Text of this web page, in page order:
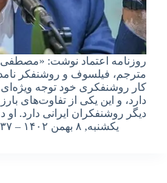
روزنامه اعتماد نوشت: «مصطفی
مترجم، فیلسوف و روشنفکر
کار روشنفکری خود توجه
دارد، و این یکی از تفاوت‌های
دیگر روشنفکران ایرانی دارد.
یکشنبه, ۸ بهمن ۱۴۰۲ – ۱۱:۳۷